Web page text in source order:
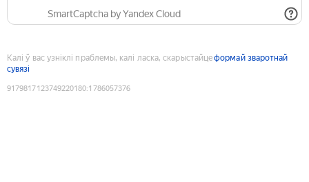
SmartCaptcha by Yandex Cloud
Калі ў вас узніклі праблемы, калі ласка, скарыстайцеформай зваротнай
сувязі
9179817123749220180:1786057376